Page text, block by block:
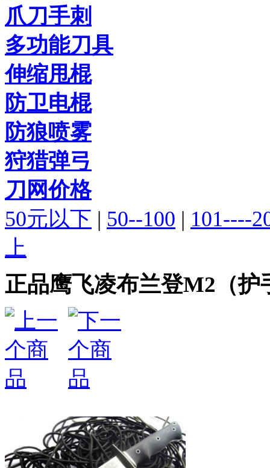
爪刀手刺
多功能刀具
伸缩甩棍
防卫电棍
防狼喷雾
狩猎弹弓
刀网价格
50元以下 | 50--100 | 101----
上
正品鹰飞凌布兰登M2（护